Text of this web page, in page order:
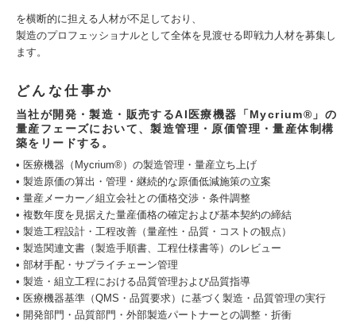
を横断的に担える人材が不足しており、
製造のプロフェッショナルとして全体を見渡せる即戦力人材を募集し
ます。
どんな仕事か
当社が開発・製造・販売するAI医療機器「Mycrium®」の
量産フェーズにおいて、製造管理・原価管理・量産体制構
築をリードする。
• 医療機器（Mycrium®）の製造管理・量産立ち上げ
• 製造原価の算出・管理・継続的な原価低減施策の立案
• 量産メーカー／組立会社との価格交渉・条件調整
• 複数年度を見据えた量産価格の確定および基本契約の締結
• 製造工程設計・工程改善（量産性・品質・コストの観点）
• 製造関連文書（製造手順書、工程仕様書等）のレビュー
• 部材手配・サプライチェーン管理
• 製造・組立工程における品質管理および品質指導
• 医療機器基準（QMS・品質要求）に基づく製造・品質管理の実行
• 開発部門・品質部門・外部製造パートナーとの調整・折衝